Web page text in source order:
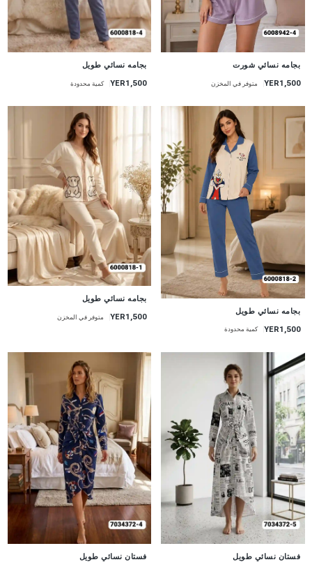
جديد
بجامه نسائي شورت
YER1,500 متوفر في المخزن
جديد
بجامه نسائي طويل
YER1,500 كمية محدودة
بجامه نسائي طويل
YER1,500 كمية محدودة
جديد
بجامه نسائي طويل
YER1,500 متوفر في المخزن
فستان نسائي طويل فستان نسائي طويل